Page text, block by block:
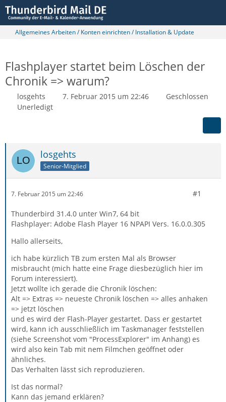
Allgemeines Arbeiten / Konten einrichten / Installation & Update
Flashplayer startet beim Löschen der
Chronik => warum?
losgehts 7. Februar 2015 um 22:46
Geschlossen
Unerledigt
losgehts
Senior-Mitglied
7. Februar 2015 um 22:46 #1
Thunderbird 31.4.0 unter Win7, 64 bit
Flashplayer: Adobe Flash Player 16 NPAPI Vers. 16.0.0.305
Hallo allerseits,
ich habe kürzlich TB zum ersten Mal als Browser
misbraucht (mich hatte eine Frage diesbezüglich hier im
Forum interessiert).
Jetzt wollte ich gerade die Chronik löschen:
Alt => Extras => neueste Chronik löschen => alles anhaken
=> jetzt löschen
und es wird der Flash-Player gestartet. Dass er gestartet
wird, kann ich ausschließlich im Taskmanager feststellen
(siehe Screenshot vom "ProcessExplorer" im Anhang) es
wird also kein Tab mit nem Filmchen geöffnet oder
ähnliches.
Das Verhalten lässt sich reproduzieren.
Ist das normal?
Kann das jemand erklären?